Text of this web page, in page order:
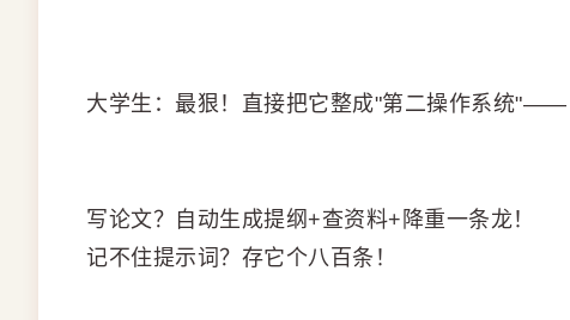
大学生：最狠！直接把它整成"第二操作系统"——
写论文？自动生成提纲+查资料+降重一条龙！
记不住提示词？存它个八百条！